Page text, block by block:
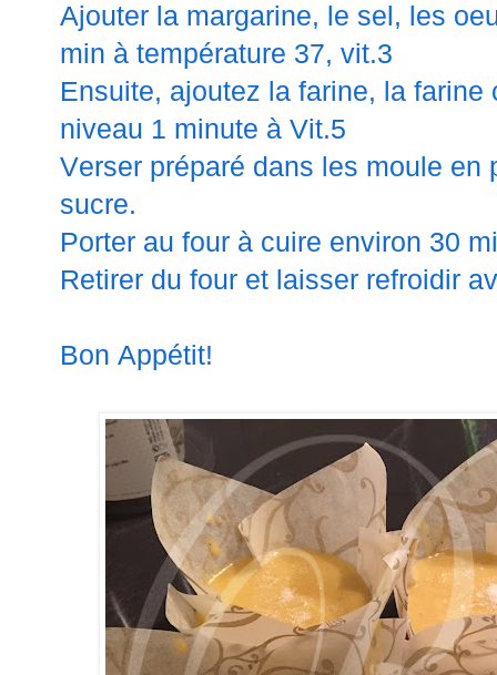
Ajouter la margarine, le sel, les
min à température 37, vit.3
Ensuite, ajoutez la farine, la
niveau 1 minute à Vit.5
Verser préparé dans les moule en
sucre.
Porter au four à cuire environ 30
Retirer du four et laisser refroidir
Bon Appétit!